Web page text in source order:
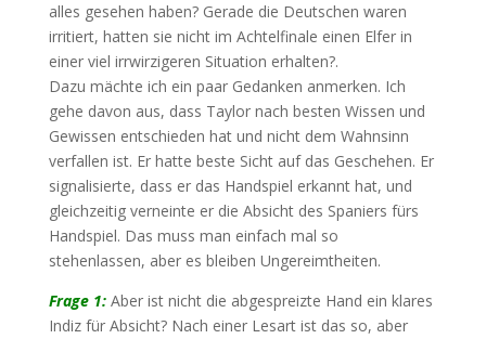
alles gesehen haben? Gerade die Deutschen waren
irritiert, hatten sie nicht im Achtelfinale einen Elfer in
einer viel irrwirzigeren Situation erhalten?.
Dazu mächte ich ein paar Gedanken anmerken. Ich
gehe davon aus, dass Taylor nach besten Wissen und
Gewissen entschieden hat und nicht dem Wahnsinn
verfallen ist. Er hatte beste Sicht auf das Geschehen. Er
signalisierte, dass er das Handspiel erkannt hat, und
gleichzeitig verneinte er die Absicht des Spaniers fürs
Handspiel. Das muss man einfach mal so
stehenlassen, aber es bleiben Ungereimtheiten.
Frage 1: Aber ist nicht die abgespreizte Hand ein klares
Indiz für Absicht? Nach einer Lesart ist das so, aber